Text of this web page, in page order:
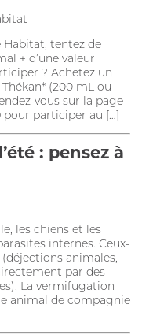
OREILLES
Habitat, tentez de
+ d’une valeur
? Achetez un
(200 mL ou
vous sur la page
pour participer au […]
: pensez à
les chiens et les
internes. Ceux-
animales,
par des
La vermifugation
animal de compagnie